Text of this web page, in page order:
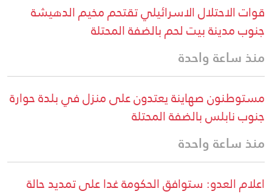
قوات الاحتلال الاسرائيلي تقتحم مخيم الدهيشة
جنوب مدينة بيت لحم بالضفة المحتلة
منذ ساعة واحدة
مستوطنون صهاينة يعتدون على منزل في بلدة حوارة
جنوب نابلس بالضفة المحتلة
منذ ساعة واحدة
اعلام العدو: ستوافق الحكومة غدا على تمديد حالة